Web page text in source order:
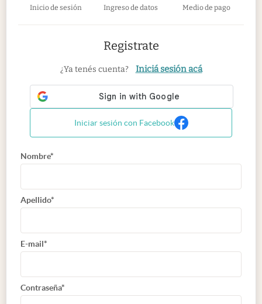
Inicio de sesión Ingreso de datos Medio de pago
Registrate
¿Ya tenés cuenta? Iniciá sesión acá
Iniciar sesión con Facebook
Nombre*
Apellido*
E-mail*
Contraseña*